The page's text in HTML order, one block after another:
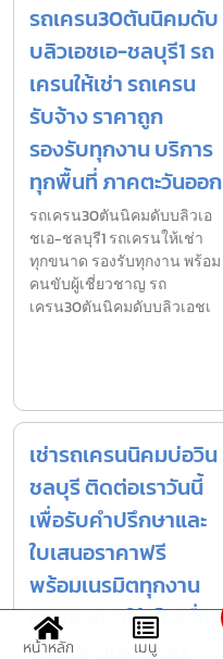
รถเครน30ตันนิคมดับ
บลิวเอชเอ-ชลบุรี1 รถ
เครนให้เช่า รถเครน
รับจ้าง ราคาถูก
รองรับทุกงาน บริการ
ทุกพื้นที่ ภาคตะวันออก
รถเครน30ตันนิคมดับบลิวเอ
ชเอ-ชลบุรี1 รถเครนให้เช่า
ทุกขนาด รองรับทุกงาน พร้อม
คนขับผู้เชี่ยวชาญ รถ
เครน30ตันนิคมดับบลิวเอชเ
เช่ารถเครนนิคมบ่อวิน
ชลบุรี ติดต่อเราวันนี้
เพื่อรับคำปรึกษาและ
ใบเสนอราคาฟรี
พร้อมเนรมิตทุกงาน
ยกของคุณให้เป็นเรื่อง
ง่ายและคุ้มค่าที่สุด
หน้าหลัก เมนู